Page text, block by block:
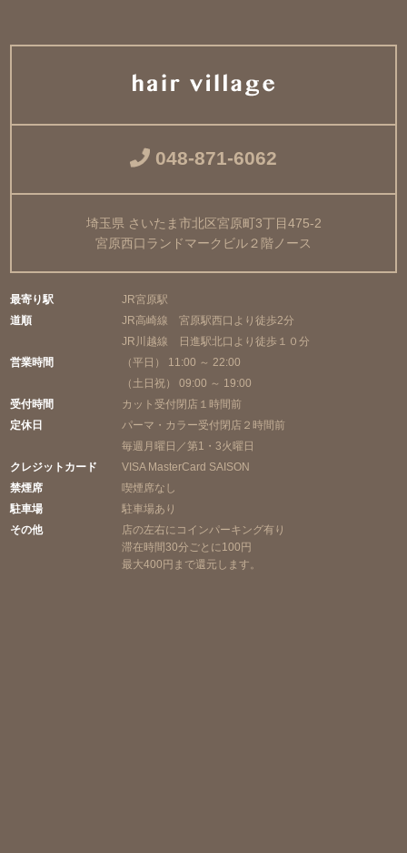
048-871-6062
埼玉県 さいたま市北区宮原町3丁目475-2
宮原西口ランドマークビル２階ノース
最寄り駅
JR宮原駅
道順
JR高崎線 宮原駅西口より徒歩2分
JR川越線 日進駅北口より徒歩１０分
営業時間
（平日） 11:00 ～ 22:00
（土日祝） 09:00 ～ 19:00
受付時間
カット受付閉店１時間前
定休日
パーマ・カラー受付閉店２時間前
毎週月曜日／第1・3火曜日
クレジットカード
VISA MasterCard SAISON
禁煙席
喫煙席なし
駐車場
駐車場あり
その他
店の左右にコインパーキング有り
滞在時間30分ごとに100円
最大400円まで還元します。